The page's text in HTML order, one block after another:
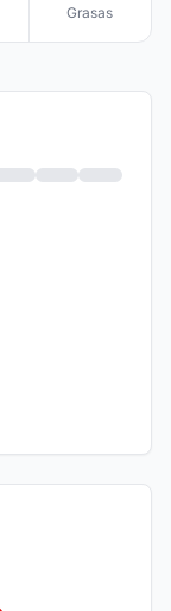
Grasas